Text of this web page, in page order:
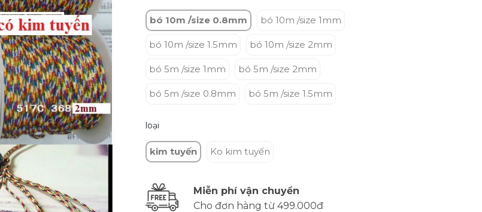
bó 10m /size 0.8mm bó 10m /size 1mm
bó 10m /size 1.5mm bó 10m /size 2mm
bó 5m /size 1mm bó 5m /size 2mm
bó 5m /size 0.8mm bó 5m /size 1.5mm
loại
kim tuyến Ko kim tuyến
Miễn phí vận chuyển
Cho đơn hàng từ 499.000đ